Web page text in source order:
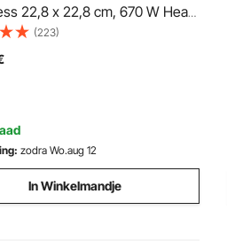
22,8 x 22,8 cm, 670 W Heat
T-shirts, onderzetters,
DIY Kleine Heat Press Transfer
Drukpersen, Shirt Press
(223)
zodra Wo.aug 12
In Winkelmandje